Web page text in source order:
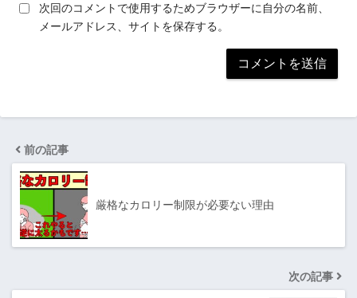
次回のコメントで使用するためブラウザーに自分の名前、
メールアドレス、サイトを保存する。
前の記事
厳格なカロリー制限が必要ない理由
次の記事